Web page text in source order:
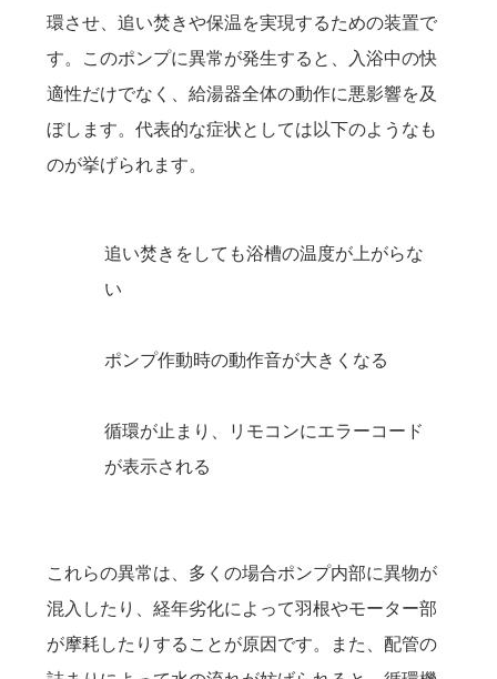
環させ、追い焚きや保温を実現するための装置で
す。このポンプに異常が発生すると、入浴中の快
適性だけでなく、給湯器全体の動作に悪影響を及
ぼします。代表的な症状としては以下のようなも
のが挙げられます。
追い焚きをしても浴槽の温度が上がらな
い
ポンプ作動時の動作音が大きくなる
循環が止まり、リモコンにエラーコード
が表示される
これらの異常は、多くの場合ポンプ内部に異物が
混入したり、経年劣化によって羽根やモーター部
が摩耗したりすることが原因です。また、配管の